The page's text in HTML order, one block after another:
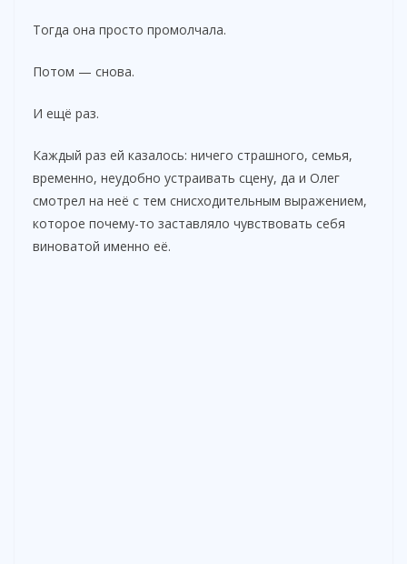
Тогда она просто промолчала.
Потом — снова.
И ещё раз.
Каждый раз ей казалось: ничего страшного, семья,
временно, неудобно устраивать сцену, да и Олег
смотрел на неё с тем снисходительным выражением,
которое почему-то заставляло чувствовать себя
виноватой именно её.